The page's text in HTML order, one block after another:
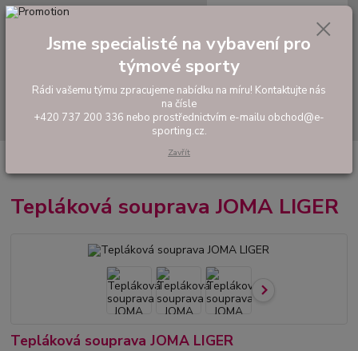
Hledat
tel: +420 737 200 336
0,00 Kč
Hráčské sety a soupravy
LIGER
Tepláková souprava JOMA LIGER
Tepláková souprava JOMA LIGER
Jsme specialisté na vybavení pro
týmové sporty
Rádi vašemu týmu zpracujeme nabídku na míru! Kontaktujte nás
na čísle
+420 737 200 336 nebo prostřednictvím e-mailu obchod@e-
sporting.cz.
Zavřít